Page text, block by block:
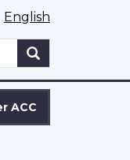
English
ACC